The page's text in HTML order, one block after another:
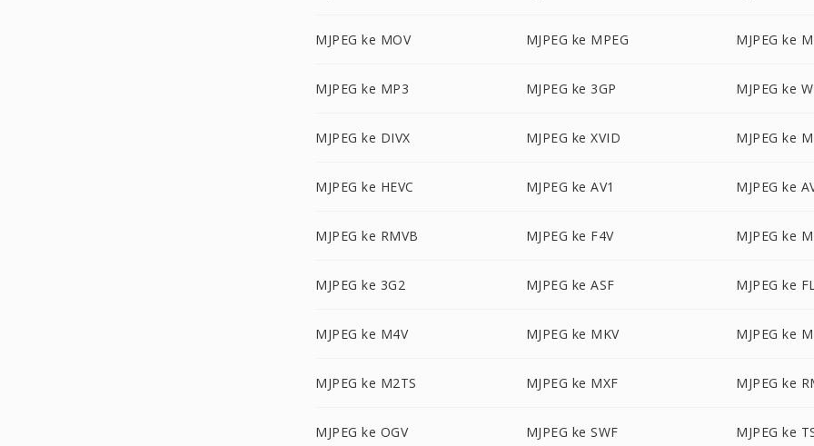
MJPEG ke MOV MJPEG ke MPEG MJPEG ke
MJPEG ke MP3 MJPEG ke 3GP MJPEG ke
MJPEG ke DIVX MJPEG ke XVID MJPEG ke
MJPEG ke HEVC MJPEG ke AV1 MJPEG ke
MJPEG ke RMVB MJPEG ke F4V MJPEG ke
MJPEG ke 3G2 MJPEG ke ASF MJPEG ke
MJPEG ke M4V MJPEG ke MKV MJPEG ke
MJPEG ke M2TS MJPEG ke MXF MJPEG ke
MJPEG ke OGV MJPEG ke SWF MJPEG ke